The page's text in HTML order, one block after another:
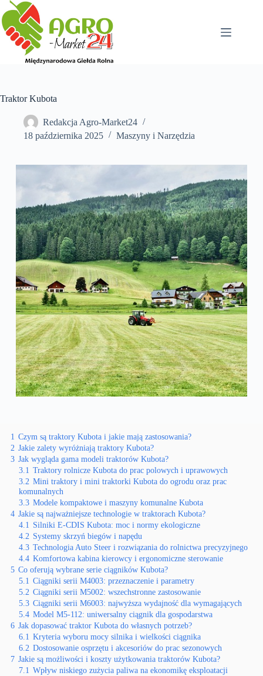
Przejdź
do
treści
Traktor Kubota
Redakcja Agro-Market24
18 października 2025
Maszyny i Narzędzia
1 Czym są traktory Kubota i jakie mają zastosowania?
2 Jakie zalety wyróżniają traktory Kubota?
3 Jak wygląda gama modeli traktorów Kubota?
3.1 Traktory rolnicze Kubota do prac polowych i uprawowych
3.2 Mini traktory i mini traktorki Kubota do ogrodu oraz prac
komunalnych
3.3 Modele kompaktowe i maszyny komunalne Kubota
4 Jakie są najważniejsze technologie w traktorach Kubota?
4.1 Silniki E-CDIS Kubota: moc i normy ekologiczne
4.2 Systemy skrzyń biegów i napędu
4.3 Technologia Auto Steer i rozwiązania do rolnictwa precyzyjnego
4.4 Komfortowa kabina kierowcy i ergonomiczne sterowanie
5 Co oferują wybrane serie ciągników Kubota?
5.1 Ciągniki serii M4003: przeznaczenie i parametry
5.2 Ciągniki serii M5002: wszechstronne zastosowanie
5.3 Ciągniki serii M6003: najwyższa wydajność dla wymagających
5.4 Model M5-112: uniwersalny ciągnik dla gospodarstwa
6 Jak dopasować traktor Kubota do własnych potrzeb?
6.1 Kryteria wyboru mocy silnika i wielkości ciągnika
6.2 Dostosowanie osprzętu i akcesoriów do prac sezonowych
7 Jakie są możliwości i koszty użytkowania traktorów Kubota?
7.1 Wpływ niskiego zużycia paliwa na ekonomikę eksploatacji